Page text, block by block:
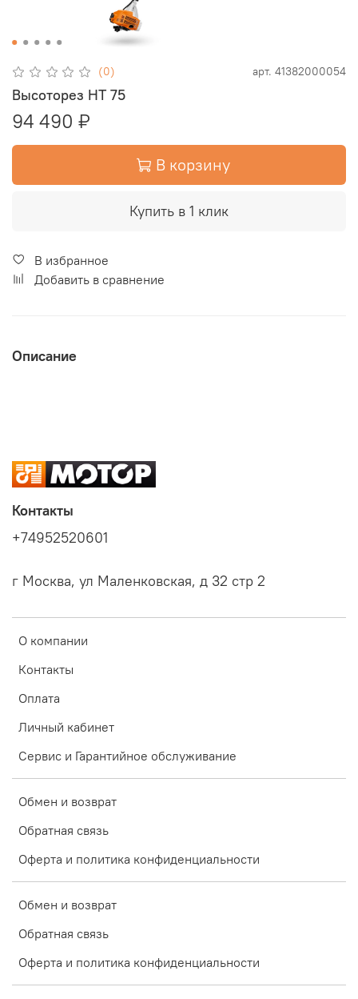
(0) арт. 41382000054
Высоторез HT 75
94 490 ₽
В корзину
Купить в 1 клик
В избранное
Добавить в сравнение
Описание
О компании
Контакты
Оплата
Личный кабинет
Сервис и Гарантийное обслуживание
Обмен и возврат
Обратная связь
Оферта и политика конфиденциальности
Обмен и возврат
Обратная связь
Оферта и политика конфиденциальности
Контакты
+74952520601
г Москва, ул Маленковская, д 32 стр 2